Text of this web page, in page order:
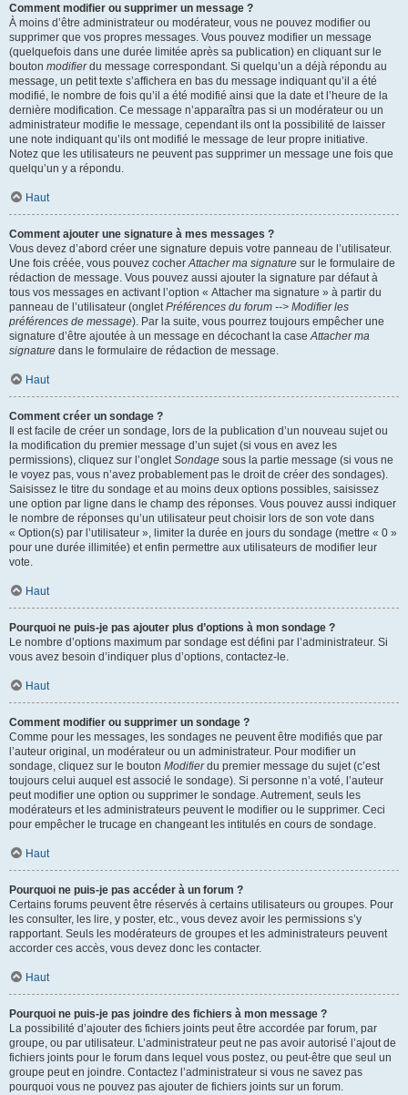
Comment modifier ou supprimer un message ?
À moins d’être administrateur ou modérateur, vous ne pouvez modifier ou
supprimer que vos propres messages. Vous pouvez modifier un message
(quelquefois dans une durée limitée après sa publication) en cliquant sur le
bouton modifierdu message correspondant. Si quelqu’un a déjà répondu au
message, un petit texte s’affichera en bas du message indiquant qu’il a été
modifié, le nombre de fois qu’il a été modifié ainsi que la date et l’heure de la
dernière modification. Ce message n’apparaîtra pas si un modérateur ou un
administrateur modifie le message, cependant ils ont la possibilité de laisser
une note indiquant qu’ils ont modifié le message de leur propre initiative.
Notez que les utilisateurs ne peuvent pas supprimer un message une fois que
quelqu’un y a répondu.
Haut
Comment ajouter une signature à mes messages ?
Vous devez d’abord créer une signature depuis votre panneau de l’utilisateur.
Une fois créée, vous pouvez cocher Attacher ma signature sur le formulaire de
rédaction de message. Vous pouvez aussi ajouter la signature par défaut à
tous vos messages en activant l’option « Attacher ma signature » à partir du
panneau de l’utilisateur (onglet Préférences du forum --> Modifier les
préférences de message). Par la suite, vous pourrez toujours empêcher une
signature d’être ajoutée à un message en décochant la case Attacher ma
signature dans le formulaire de rédaction de message.
Haut
Comment créer un sondage ?
Il est facile de créer un sondage, lors de la publication d’un nouveau sujet ou
la modification du premier message d’un sujet (si vous en avez les
permissions), cliquez sur l’onglet Sondage sous la partie message (si vous ne
le voyez pas, vous n’avez probablement pas le droit de créer des sondages).
Saisissez le titre du sondage et au moins deux options possibles, saisissez
une option par ligne dans le champ des réponses. Vous pouvez aussi indiquer
le nombre de réponses qu’un utilisateur peut choisir lors de son vote dans
« Option(s) par l’utilisateur », limiter la durée en jours du sondage (mettre « 0 »
pour une durée illimitée) et enfin permettre aux utilisateurs de modifier leur
vote.
Haut
Pourquoi ne puis-je pas ajouter plus d’options à mon sondage ?
Le nombre d’options maximum par sondage est défini par l’administrateur. Si
vous avez besoin d’indiquer plus d’options, contactez-le.
Haut
Comment modifier ou supprimer un sondage ?
Comme pour les messages, les sondages ne peuvent être modifiés que par
l’auteur original, un modérateur ou un administrateur. Pour modifier un
sondage, cliquez sur le bouton Modifierdu premier message du sujet (c’est
toujours celui auquel est associé le sondage). Si personne n’a voté, l’auteur
peut modifier une option ou supprimer le sondage. Autrement, seuls les
modérateurs et les administrateurs peuvent le modifier ou le supprimer. Ceci
pour empêcher le trucage en changeant les intitulés en cours de sondage.
Haut
Pourquoi ne puis-je pas accéder à un forum ?
Certains forums peuvent être réservés à certains utilisateurs ou groupes. Pour
les consulter, les lire, y poster, etc., vous devez avoir les permissions s’y
rapportant. Seuls les modérateurs de groupes et les administrateurs peuvent
accorder ces accès, vous devez donc les contacter.
Haut
Pourquoi ne puis-je pas joindre des fichiers à mon message ?
La possibilité d’ajouter des fichiers joints peut être accordée par forum, par
groupe, ou par utilisateur. L’administrateur peut ne pas avoir autorisé l’ajout de
fichiers joints pour le forum dans lequel vous postez, ou peut-être que seul un
groupe peut en joindre. Contactez l’administrateur si vous ne savez pas
pourquoi vous ne pouvez pas ajouter de fichiers joints sur un forum.